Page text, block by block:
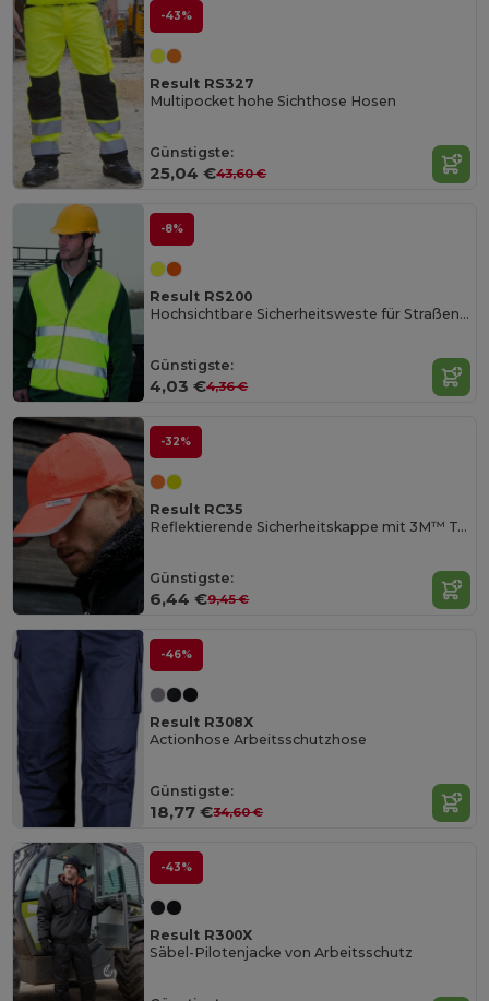
-43%
Result RS327
Multipocket hohe Sichthose Hosen
Günstigste:
25,04 €43,60 €
-8%
Result RS200
Hochsichtbare Sicherheitsweste für Straßenprofis
Günstigste:
4,03 €4,36 €
-32%
Result RC35
Reflektierende Sicherheitskappe mit 3M™ Technologie
Günstigste:
6,44 €9,45 €
-46%
Result R308X
Actionhose Arbeitsschutzhose
Günstigste:
18,77 €34,60 €
-43%
Result R300X
Säbel-Pilotenjacke von Arbeitsschutz